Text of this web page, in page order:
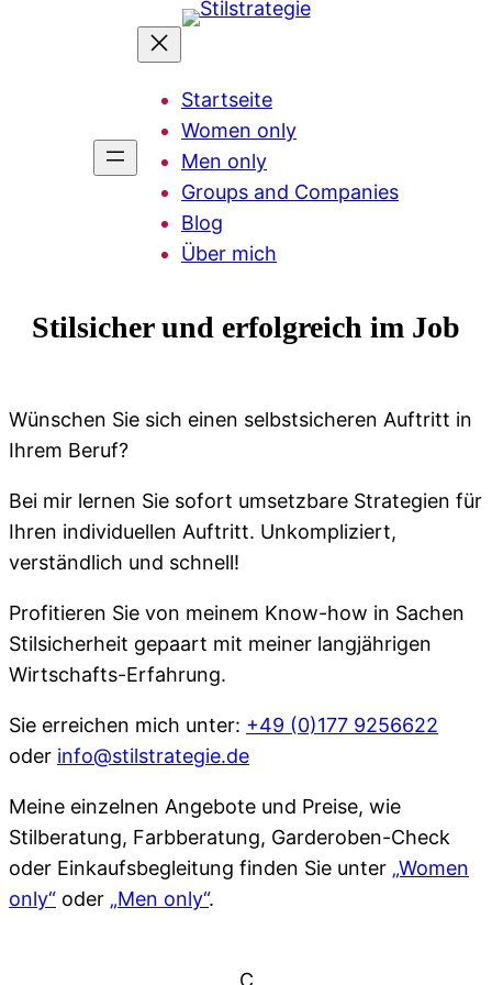
Startseite
Women only
Men only
Groups and Companies
Blog
Über mich
Stilsicher und erfolgreich im Job
Wünschen Sie sich einen selbstsicheren Auftritt in
Ihrem Beruf?
Bei mir lernen Sie sofort umsetzbare Strategien für
Ihren individuellen Auftritt. Unkompliziert,
verständlich und schnell!
Profitieren Sie von meinem Know-how in Sachen
Stilsicherheit gepaart mit meiner langjährigen
Wirtschafts-Erfahrung.
Sie erreichen mich unter: +49 (0)177 9256622
oder info@stilstrategie.de
Meine einzelnen Angebote und Preise, wie
Stilberatung, Farbberatung, Garderoben-Check
oder Einkaufsbegleitung finden Sie unter „Women
only“ oder „Men only“.
C